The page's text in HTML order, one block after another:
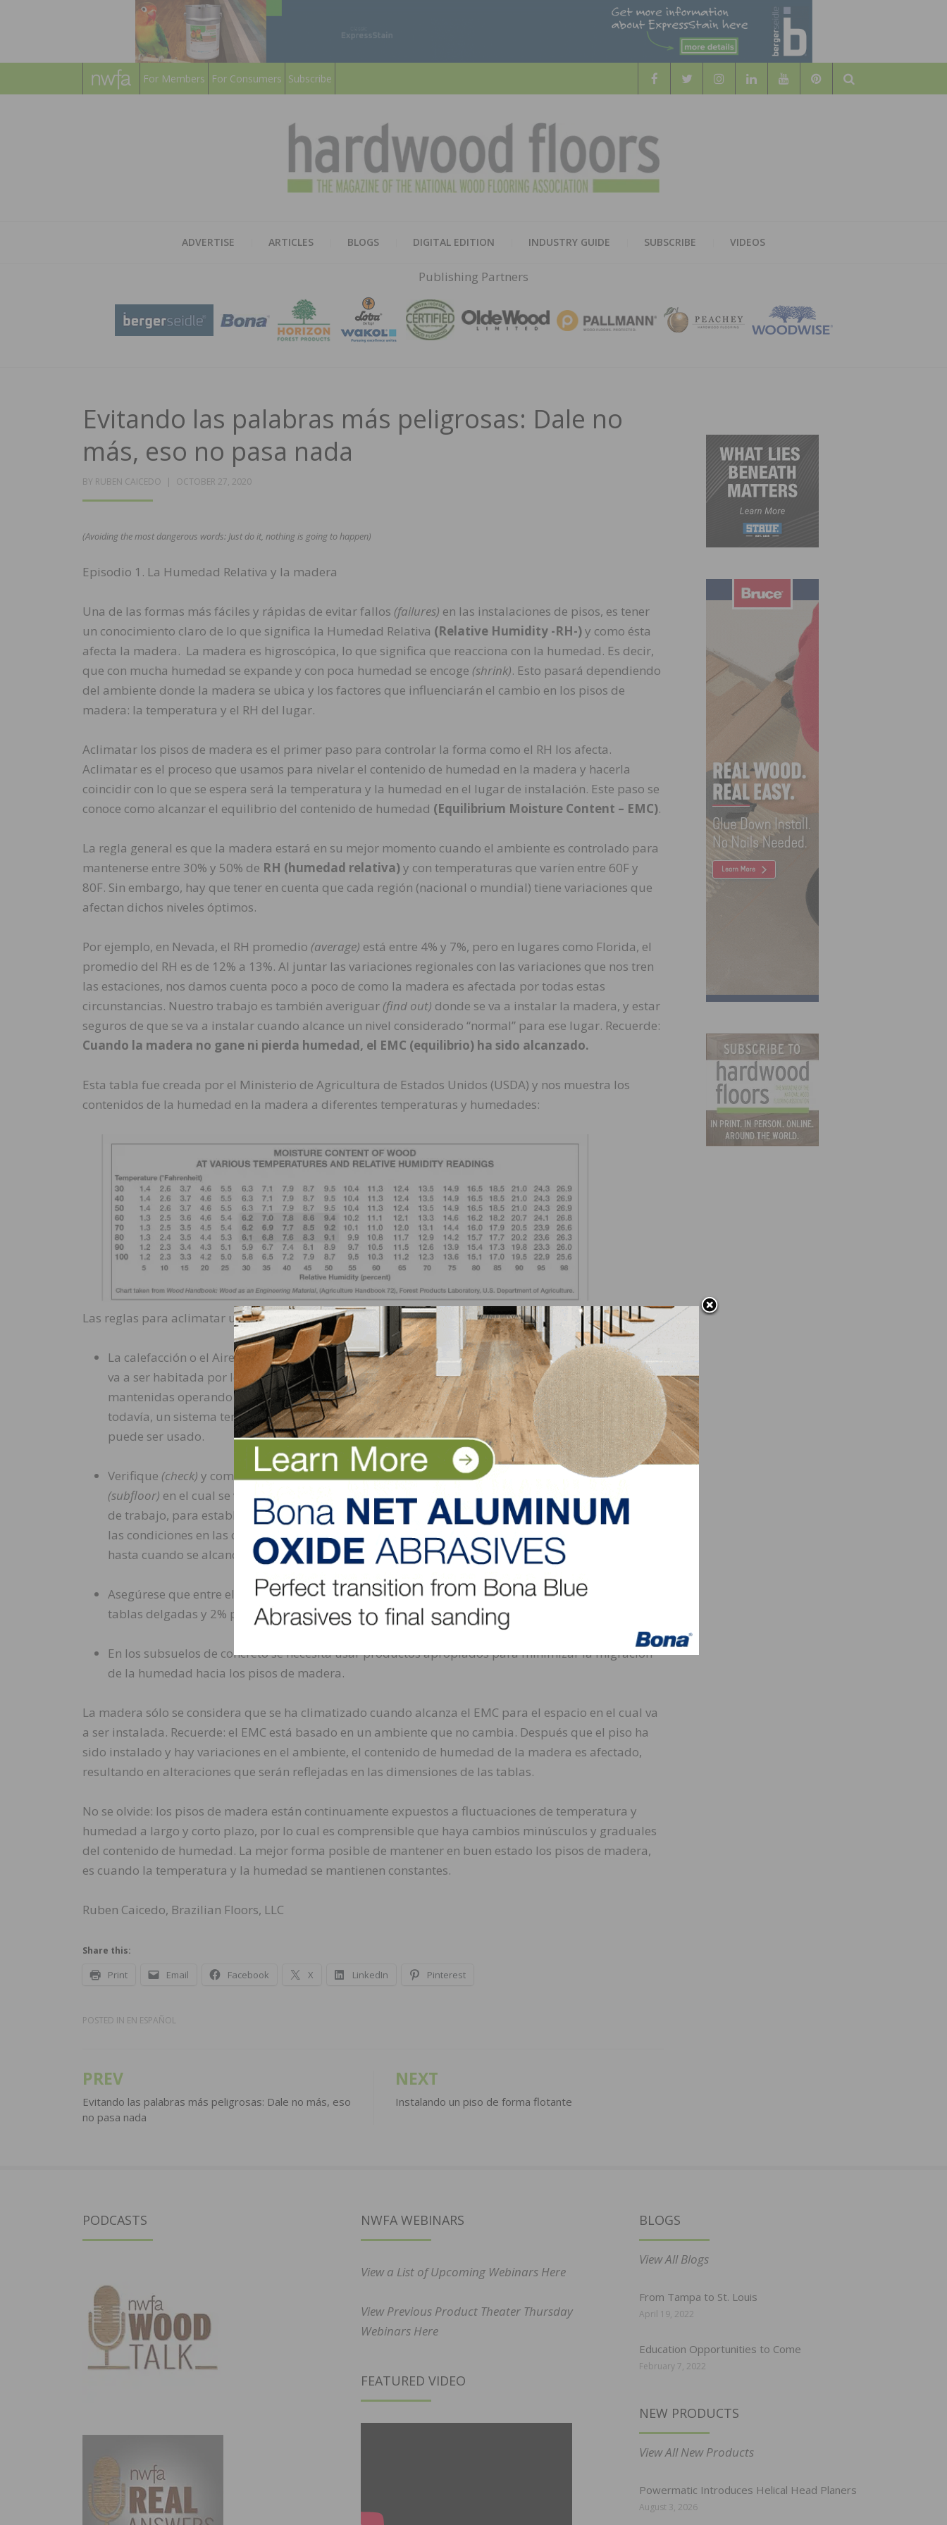
For Members For Consumers Subscribe
Search
HARDWOOD
FLOORS
ADVERTISE ARTICLES BLOGS DIGITAL EDITION INDUSTRY GUIDE SUBSCRIBE VIDEOS
Publishing Partners
Evitando las palabras más peligrosas: Dale no
más, eso no pasa nada
BY RUBEN CAICEDO
POSTED
OCTOBER 27, 2020
(Avoiding the most dangerous words: Just do it, nothing is going to happen)
Episodio 1. La Humedad Relativa y la madera
Una de las formas más fáciles y rápidas de evitar fallos (failures) en las instalaciones de pisos, es tener
un conocimiento claro de lo que significa la Humedad Relativa (Relative Humidity -RH-)y como ésta
afecta la madera. La madera es higroscópica, lo que significa que reacciona con la humedad. Es decir,
que con mucha humedad se expande y con poca humedad se encoge (shrink). Esto pasará dependiendo
del ambiente donde la madera se ubica y los factores que influenciarán el cambio en los pisos de
madera: la temperatura y el RH del lugar.
Aclimatar los pisos de madera es el primer paso para controlar la forma como el RH los afecta.
Aclimatar es el proceso que usamos para nivelar el contenido de humedad en la madera y hacerla
coincidir con lo que se espera será la temperatura y la humedad en el lugar de instalación. Este paso se
conoce como alcanzar el equilibrio del contenido de humedad (Equilibrium Moisture Content – EMC).
La regla general es que la madera estará en su mejor momento cuando el ambiente es controlado para
mantenerse entre 30% y 50% de RH (humedad relativa)y con temperaturas que varíen entre 60F y
80F. Sin embargo, hay que tener en cuenta que cada región (nacional o mundial) tiene variaciones que
afectan dichos niveles óptimos.
Por ejemplo, en Nevada, el RH promedio (average) está entre 4% y 7%, pero en lugares como Florida, el
promedio del RH es de 12% a 13%. Al juntar las variaciones regionales con las variaciones que nos tren
las estaciones, nos damos cuenta poco a poco de como la madera es afectada por todas estas
circunstancias. Nuestro trabajo es también averiguar (find out) donde se va a instalar la madera, y estar
seguros de que se va a instalar cuando alcance un nivel considerado “normal” para ese lugar. Recuerde:
Cuando la madera no gane ni pierda humedad, el EMC (equilibrio) ha sido alcanzado.
Esta tabla fue creada por el Ministerio de Agricultura de Estados Unidos (USDA) y nos muestra los
contenidos de la humedad en la madera a diferentes temperaturas y humedades:
Las reglas para aclimatar un piso de madera antes de instalar son simples:
La calefacción o el Aire Acondicionado (HVAC) deben estar operando al nivel que se espera la casa
va a ser habitada por lo menos 5 días antes de que se lleve la madera al lugar de trabajo y
mantenidas operando durante y después de la instalación. Si no están las unidades fijas instaladas
todavía, un sistema temporal que ayude a mantener las condiciones mencionadas anteriormente
puede ser usado.
Verifique (check) y compile(record)el contenido de humedad en la madera y en el subsuelo
(subfloor) en el cual se va a instalar desde el momento en que el material sea entregado en el lugar
de trabajo, para establecer un registro. El contenido de humedad del subsuelo le dará una idea de
las condiciones en las cuales se mantendrá el lugar. Aclimate -o acondicione- el piso de madera
hasta cuando se alcance el equilibrio del contenido de humedad (EMC) para el lugar de trabajo.
Asegúrese que entre el piso de madera y el subsuelo no haya una diferencia mayor de 4% para
tablas delgadas y 2% para tablas anchas.
En los subsuelos de concreto se necesita usar productos apropiados para minimizar la migración
de la humedad hacia los pisos de madera.
La madera sólo se considera que se ha climatizado cuando alcanza el EMC para el espacio en el cual va
a ser instalada. Recuerde: el EMC está basado en un ambiente que no cambia. Después que el piso ha
sido instalado y hay variaciones en el ambiente, el contenido de humedad de la madera es afectado,
resultando en alteraciones que serán reflejadas en las dimensiones de las tablas.
No se olvide: los pisos de madera están continuamente expuestos a fluctuaciones de temperatura y
humedad a largo y corto plazo, por lo cual es comprensible que haya cambios minúsculos y graduales
del contenido de humedad. La mejor forma posible de mantener en buen estado los pisos de madera,
es cuando la temperatura y la humedad se mantienen constantes.
Ruben Caicedo, Brazilian Floors, LLC
Share this:
Print Email Facebook X LinkedIn Pinterest
POSTED IN EN ESPAÑOL
Post
navigation
PREV
Evitando las palabras más peligrosas: Dale no más, eso
no pasa nada
NEXT
Instalando un piso de forma flotante
PODCASTS NWFA WEBINARS
View a List of Upcoming Webinars Here
View Previous Product Theater Thursday
Webinars Here
FEATURED VIDEO
BLOGS
View All Blogs
From Tampa to St. Louis
April 19, 2022
Education Opportunities to Come
February 7, 2022
NEW PRODUCTS
View All New Products
Powermatic Introduces Helical Head Planers
August 3, 2026